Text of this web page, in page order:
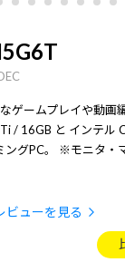
ゲームプレイや動画
/ 16GB と インテル
ングPC。 ※モニタ・
ビューを見る